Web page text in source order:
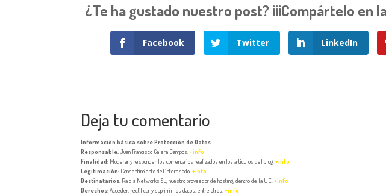
¿Te ha gustado nuestro post? ¡¡¡Compártelo en
Facebook Twitter LinkedIn
Deja tu comentario
Información básica sobre Protección de Datos
Responsable:Juan Francisco Galera Campos.+info
Finalidad: Moderar y responder los comentarios realizados en los artículos del blog.+info
Legitimación: Consentimiento del interesado.+info
Destinatarios: Raiola Networks SL, nuestro proveedor de hosting, dentro de la UE.+info
Derechos:Acceder, rectificar y suprimir los datos, entre otros.+info